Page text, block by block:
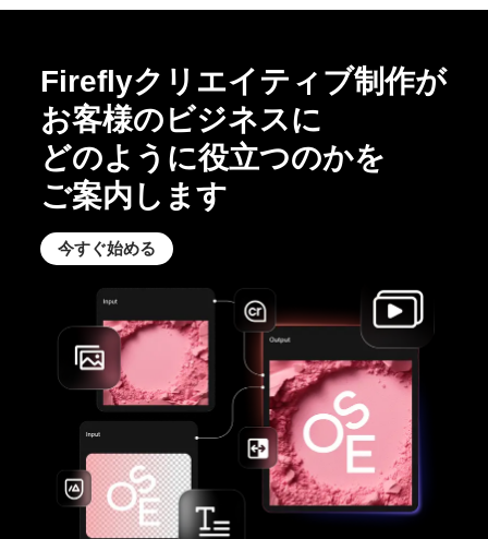
Fireflyクリエイティブ制作が
お客様のビジネスに
どのように役立つのかを
ご案内します
今すぐ始める